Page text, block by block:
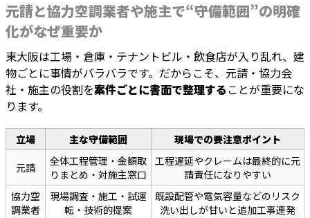
元請と協力空調業者や施主で“守備範囲”の明確
化がなぜ重要か
東大阪は工場・倉庫・テナントビル・飲食店が入り乱れ、建
物ごとに事情がバラバラです。だからこそ、元請・協力会
社・施主の役割を案件ごとに書面で整理することが重要にな
ります。
立場 主な守備範囲 現場での要注意ポイント
元請
全体工程管理・金額取
りまとめ・対施主窓口
工程遅延やクレームは最終的に元
請責任になりやすい
協力空
調業者
現場調査・施工・試運
転・技術的提案
既設配管や電気容量などのリスク
洗い出しが甘いと追加工事連発